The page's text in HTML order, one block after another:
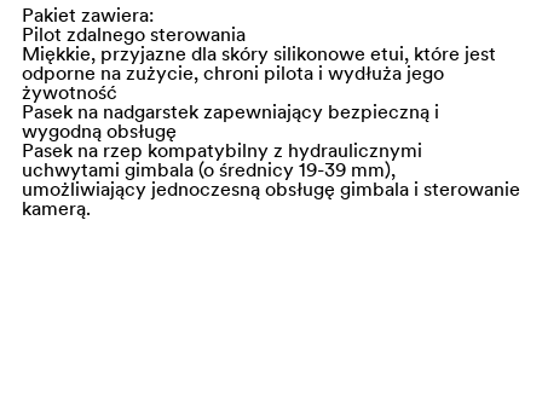
Pakiet zawiera:
Pilot zdalnego sterowania
Miękkie, przyjazne dla skóry silikonowe etui, które jest
odporne na zużycie, chroni pilota i wydłuża jego
żywotność
Pasek na nadgarstek zapewniający bezpieczną i
wygodną obsługę
Pasek na rzep kompatybilny z hydraulicznymi
uchwytami gimbala (o średnicy 19-39 mm),
umożliwiający jednoczesną obsługę gimbala i sterowanie
kamerą.